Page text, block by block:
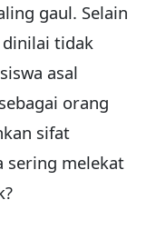
gaul. Selain
tidak
asal
orang
sifat
sering melekat